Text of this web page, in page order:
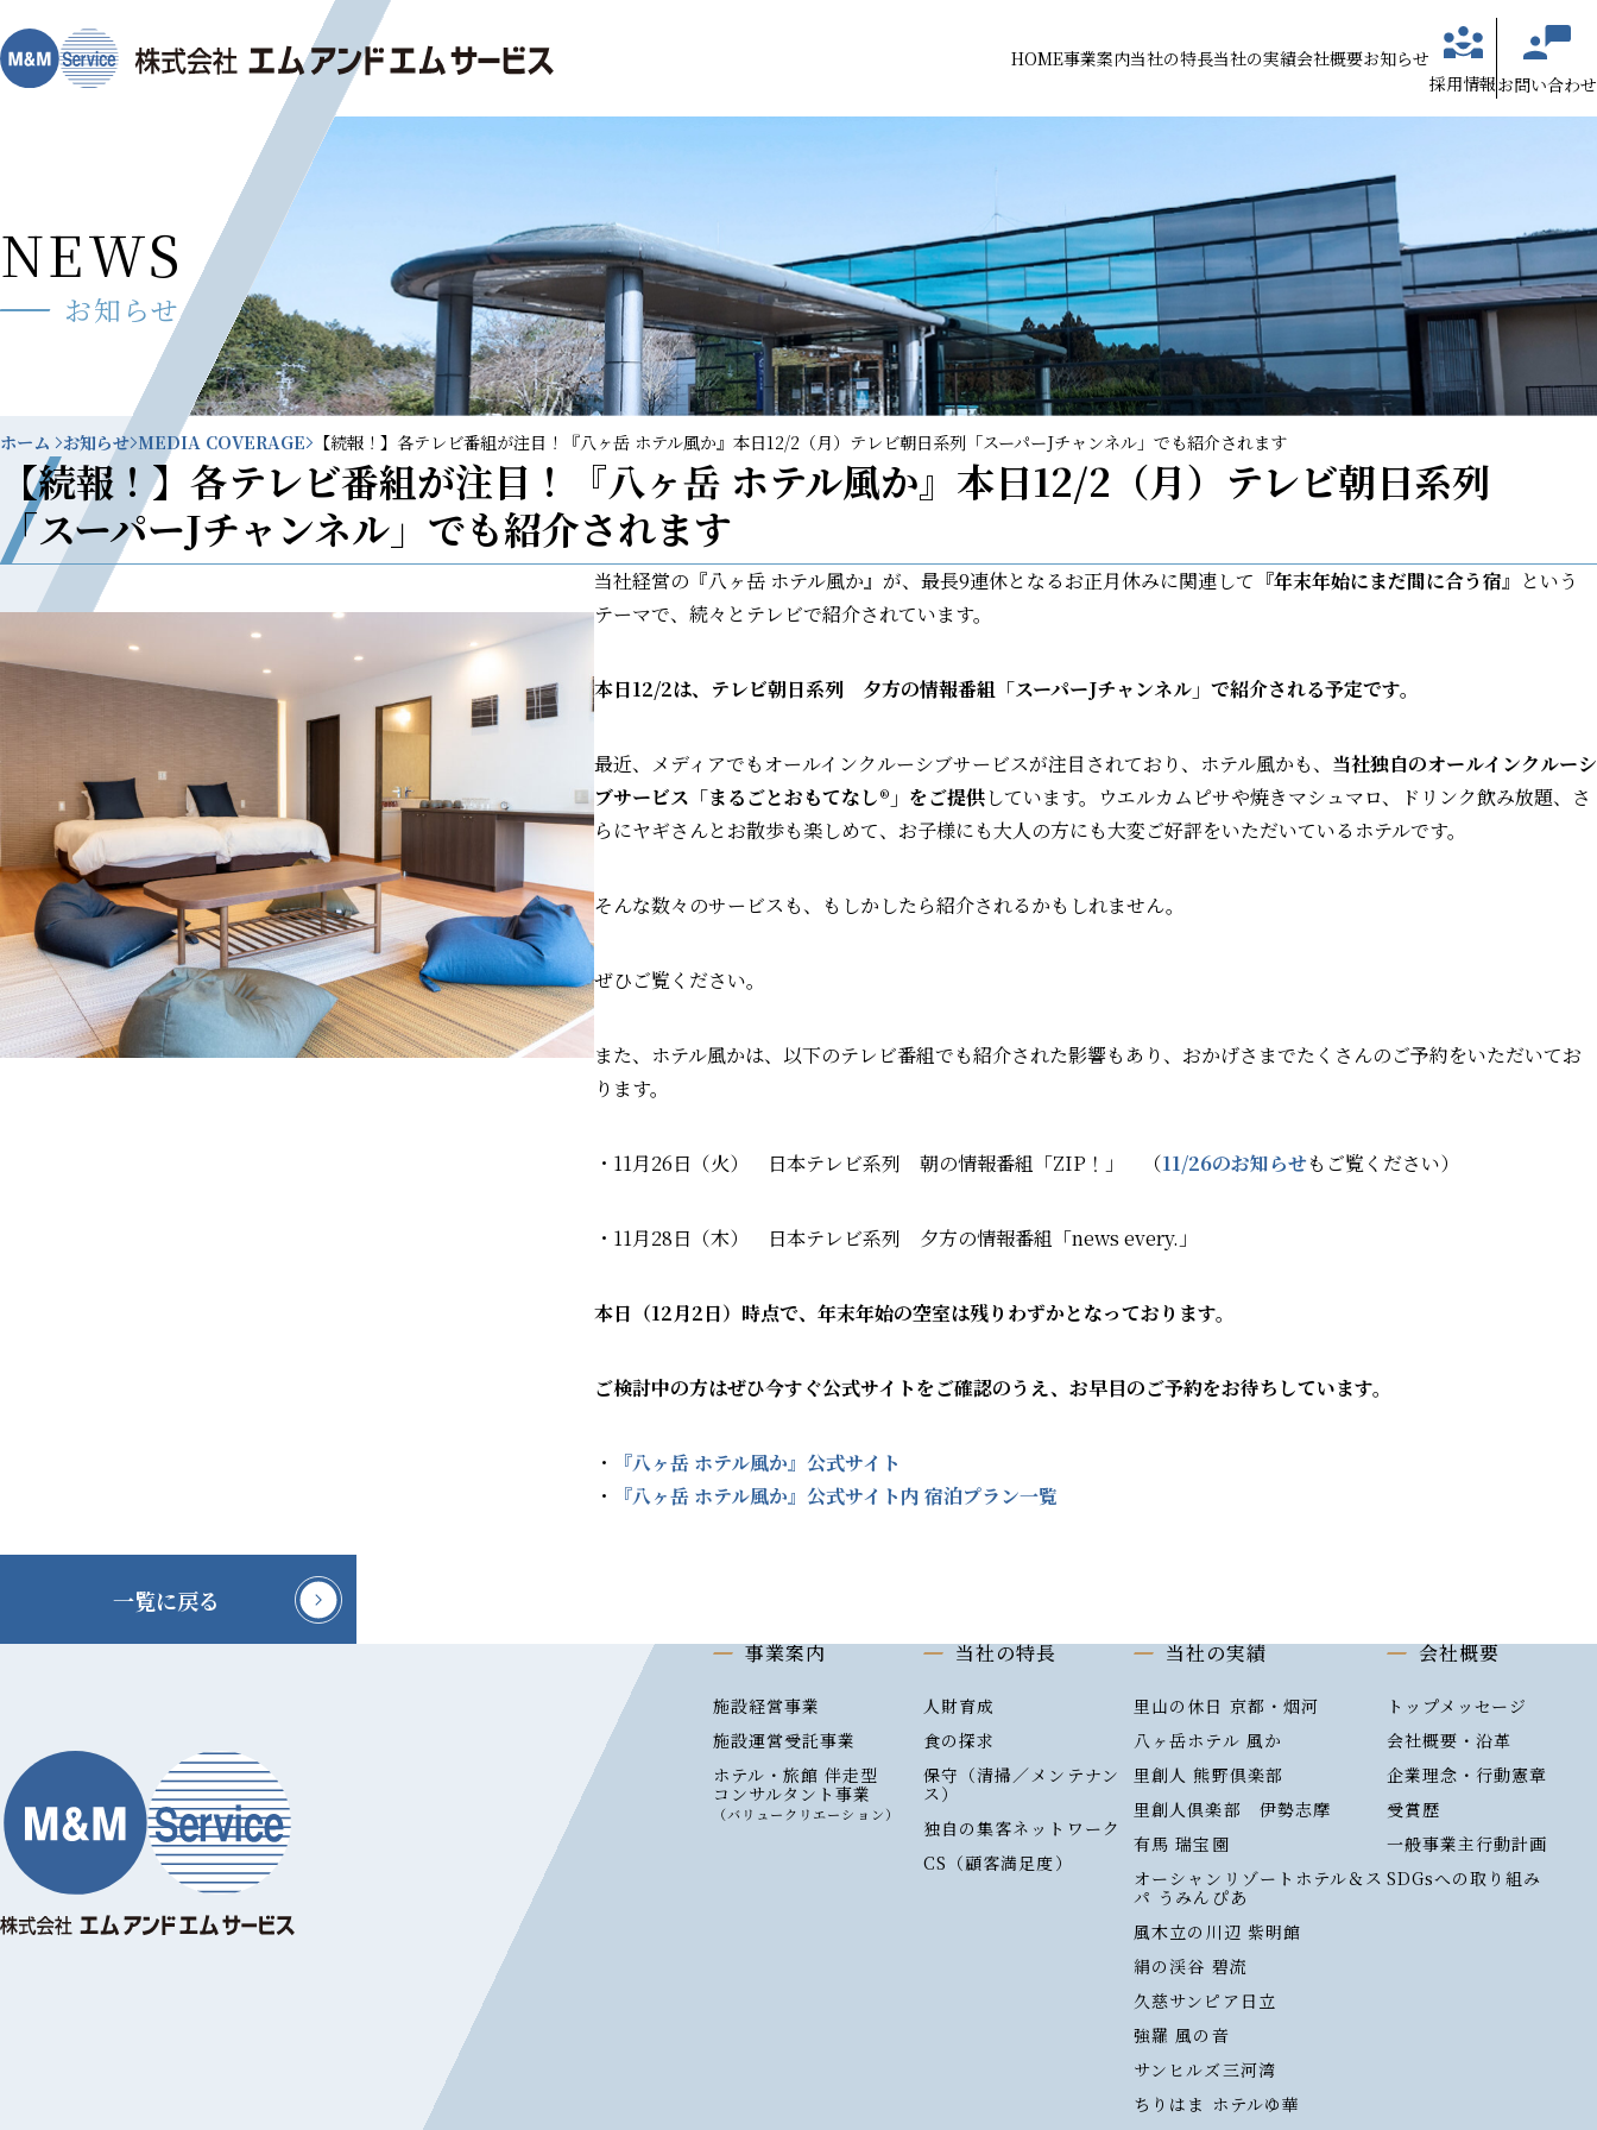
HOME事業案内当社の特長当社の実績会社概要お知らせ
採用情報お問い合わせ
NEWS
お知らせ
ホーム お知らせ MEDIA COVERAGE 【続報！】各テレビ番組が注目！『八ヶ岳 ホテル風か』本日12/2（月）テレビ朝日系列「スーパーJチャンネル」でも紹介されます
【続報！】各テレビ番組が注目！『八ヶ岳 ホテル風か』本日12/2（月）テレビ朝日系列
「スーパーJチャンネル」でも紹介されます
当社経営の『八ヶ岳 ホテル風か』が、最長9連休となるお正月休みに関連して 『年末年始にまだ間に合う宿』 という
テーマで、続々とテレビで紹介されています。
本日12/2は、テレビ朝日系列 夕方の情報番組「スーパーJチャンネル」で紹介される予定です。
最近、メディアでもオールインクルーシブサービスが注目されており、ホテル風かも、 当社独自のオールインクルーシ
ブサービス「まるごとおもてなし®」をご提供しています。ウエルカムピサや焼きマシュマロ、ドリンク飲み放題、さ
らにヤギさんとお散歩も楽しめて、お子様にも大人の方にも大変ご好評をいただいているホテルです。
そんな数々のサービスも、もしかしたら紹介されるかもしれません。
ぜひご覧ください。
また、ホテル風かは、以下のテレビ番組でも紹介された影響もあり、おかげさまでたくさんのご予約をいただいてお
ります。
・11月26日（火） 日本テレビ系列 朝の情報番組「ZIP！」 （11/26のお知らせもご覧ください）
・11月28日（木） 日本テレビ系列 夕方の情報番組「news every.」
本日（12月2日）時点で、年末年始の空室は残りわずかとなっております。
ご検討中の方はぜひ今すぐ公式サイトをご確認のうえ、お早目のご予約をお待ちしています。
・ 『八ヶ岳 ホテル風か』公式サイト
・
『八ヶ岳 ホテル風か』公式サイト内 宿泊プラン一覧
一覧に戻る
事業案内
施設経営事業
施設運営受託事業
ホテル・旅館 伴走型
コンサルタント事業
（バリュークリエーション）
当社の特長
人財育成
食の探求
保守（清掃／メンテナン
ス）
独自の集客ネットワーク
CS（顧客満足度）
当社の実績
里山の休日 京都・烟河
八ヶ岳ホテル 風か
里創人 熊野倶楽部
里創人倶楽部 伊勢志摩
有馬 瑞宝園
オーシャンリゾートホテル＆ス
パ うみんぴあ
風木立の川辺 紫明館
絹の渓谷 碧流
久慈サンピア日立
強羅 風の音
サンヒルズ三河湾
ちりはま ホテルゆ華
会社概要
トップメッセージ
会社概要・沿革
企業理念・行動憲章
受賞歴
一般事業主行動計画
SDGsへの取り組み